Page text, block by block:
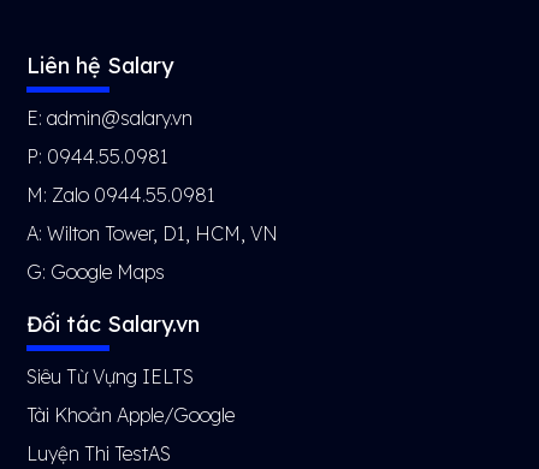
Liên hệ Salary
E: admin@salary.vn
P: 0944.55.0981
M: Zalo 0944.55.0981
A: Wilton Tower, D1, HCM, VN
G: Google Maps
Đối tác Salary.vn
Siêu Từ Vựng IELTS
Tài Khoản Apple/Google
Luyện Thi TestAS